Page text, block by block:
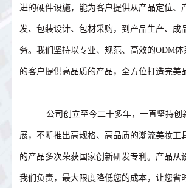
进的硬件设施，能为客户提供从产品定位、
发、包装设计、包材采购，到产品生产、成
务。我们坚持以专业、规范、高效的ODM
的客户提供高品质的产品，全方位打造完美
公司创立至今二十多年，一直坚持创
展，不断推出高规格、高品质的潮流美妆工
的产品多次荣获国家创新研发专利。产品从
我们负责，最大限度降低您的成本，让您省